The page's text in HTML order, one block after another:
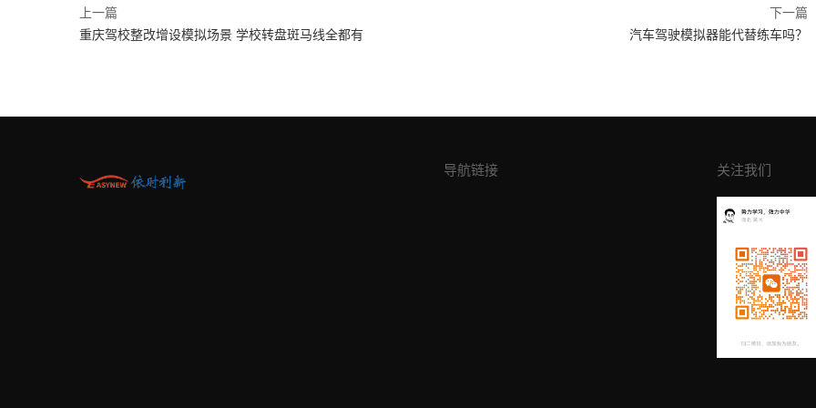
上一篇
重庆驾校整改增设模拟场景 学校转盘斑马线全都有
下一篇
汽车驾驶模拟器能代替练车吗？
导航链接 关注我们